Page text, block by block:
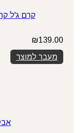
קרם ג'ל
₪139.00
מעבר למוצר